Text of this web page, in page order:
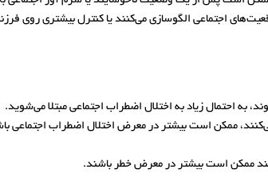
اجتماعی الگوسازی می‌کنند یا کنترل بیشتری روی
به احتمال زیاد به اختلال اضطراب اجتماعی مبتلا می‌شوید.
ممکن است بیشتر در معرض اختلال اضطراب اجتماعی
ممکن است بیشتر در معرض خطر باشند.